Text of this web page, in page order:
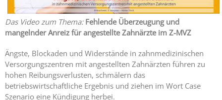
Das Video zum Thema: Fehlende Überzeugung und
mangelnder Anreiz für angestellte Zahnärzte im Z-MVZ
Ängste, Blockaden und Widerstände in zahnmedizinischen
Versorgungszentren mit angestellten Zahnärzten führen zu
hohen Reibungsverlusten, schmälern das
betriebswirtschaftliche Ergebnis und ziehen im Wort Case
Szenario eine Kündigung herbei.